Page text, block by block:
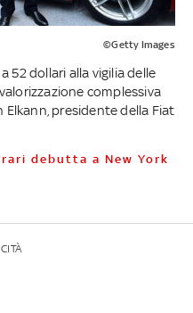
©Getty Images
52 dollari alla vigilia delle
complessiva
presidente della Fiat
debutta a New York